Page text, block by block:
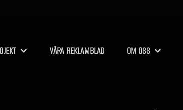
VÅRA REKLAMBLAD OM OSS